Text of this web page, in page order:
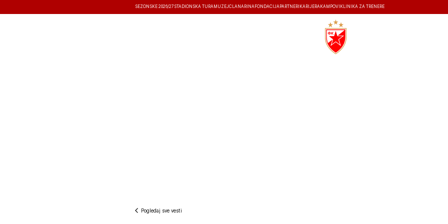
SEZONSKE 2026/27 STADIONSKA TURA MUZEJČLANARINA FONDACIJA PARTNERI KARIJERA KAMPOVI KLINIKA ZA TRENERE
Pogledaj sve vesti